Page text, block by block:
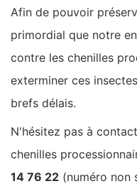
Afin de pouvoir
primordial que notre
contre les chenilles
exterminer ces
brefs délais.
N'hésitez pas à
chenilles
14 76 22 (numéro non